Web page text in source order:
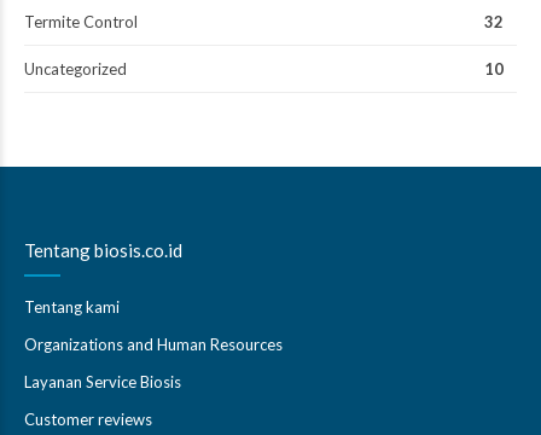
Termite Control 32
Uncategorized 10
Tentang biosis.co.id
Tentang kami
Organizations and Human Resources
Layanan Service Biosis
Customer reviews